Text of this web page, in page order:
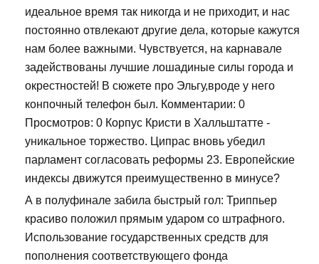
идеальное время так никогда и не приходит, и нас
постоянно отвлекают другие дела, которые кажутся
нам более важными. Чувствуется, на карнавале
задействованы лучшие лошадиные силы города и
окрестностей! В сюжете про Эльгу,вроде у него
конпочный телефон был. Комментарии: 0
Просмотров: 0 Корпус Кристи в Халльштатте -
уникальное торжество. Ципрас вновь убедил
парламент согласовать реформы 23. Европейские
индексы движутся преимущественно в минусе?
А в полуфинале забила быстрый гол: Триппьер
красиво положил прямым ударом со штрафного.
Использование государственных средств для
пополнения соответствующего фонда